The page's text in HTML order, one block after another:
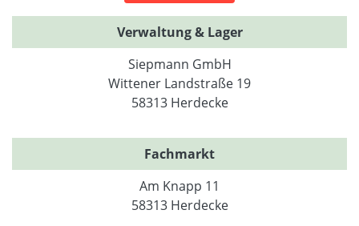
Verwaltung & Lager
Siepmann GmbH
Wittener Landstraße 19
58313 Herdecke
Fachmarkt
Am Knapp 11
58313 Herdecke